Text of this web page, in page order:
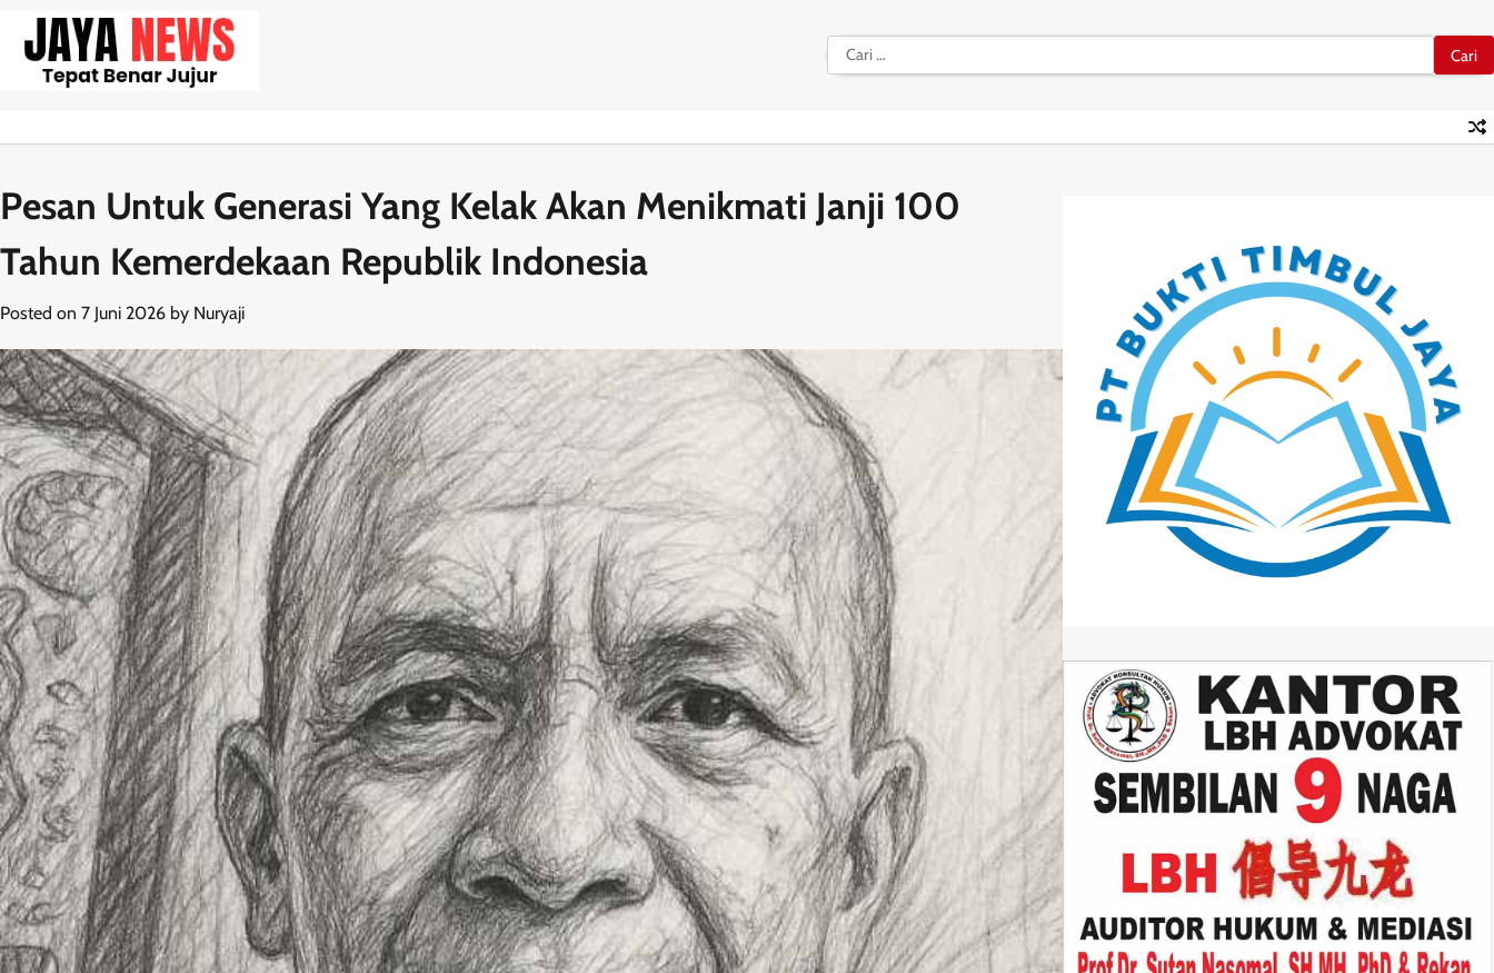
content
Cari
untuk:
Pesan Untuk Generasi Yang Kelak Akan Menikmati Janji 100
Tahun Kemerdekaan Republik Indonesia
Posted on 7 Juni 2026 by Nuryaji